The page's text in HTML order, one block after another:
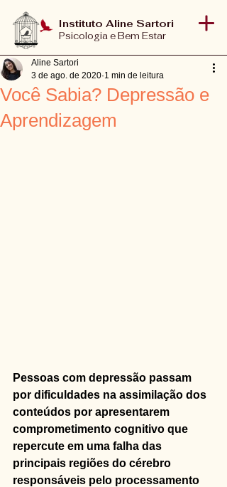
Instituto Aline Sartori
Psicologia e Bem Estar
Você Sabia? Depressão e
Aprendizagem
Aline Sartori
3 de ago. de 2020 1 min de leitura
Pessoas com depressão passam
por dificuldades na assimilação dos
conteúdos por apresentarem
comprometimento cognitivo que
repercute em uma falha das
principais regiões do cérebro
responsáveis pelo processamento